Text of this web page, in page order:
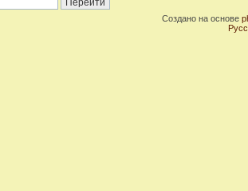
Создано на основе